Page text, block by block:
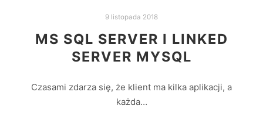
9 listopada 2018
MS SQL SERVER I LINKED
SERVER MYSQL
Czasami zdarza się, że klient ma kilka aplikacji, a
każda…